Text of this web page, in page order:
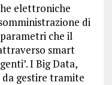
elettroniche
di
che il
smart
I Big Data,
gestire tramite